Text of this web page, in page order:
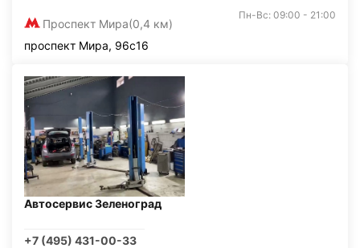
Проспект Мира(0,4 км)
Пн-Вс: 09:00 - 21:00
проспект Мира, 96с16
Автосервис Зеленоград
+7 (495) 431-00-33